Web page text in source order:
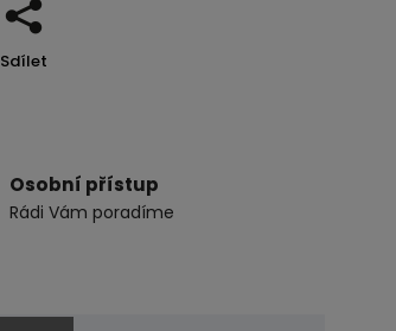
Sdílet
Osobní přístup
Rádi Vám poradíme